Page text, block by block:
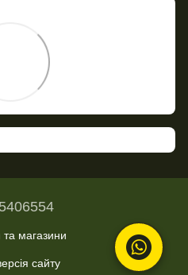
та магазини
сайту